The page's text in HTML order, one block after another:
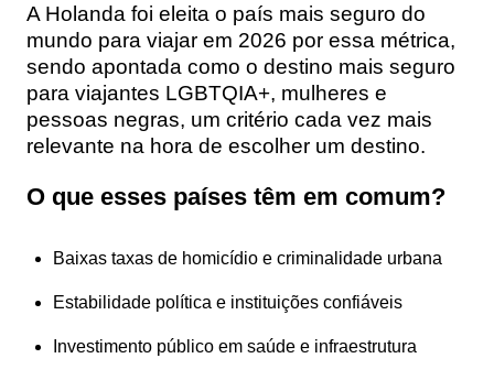
A Holanda foi eleita o país mais seguro do
mundo para viajar em 2026 por essa métrica,
sendo apontada como o destino mais seguro
para viajantes LGBTQIA+, mulheres e
pessoas negras, um critério cada vez mais
relevante na hora de escolher um destino.
O que esses países têm em comum?
Baixas taxas de homicídio e criminalidade urbana
Estabilidade política e instituições confiáveis
Investimento público em saúde e infraestrutura